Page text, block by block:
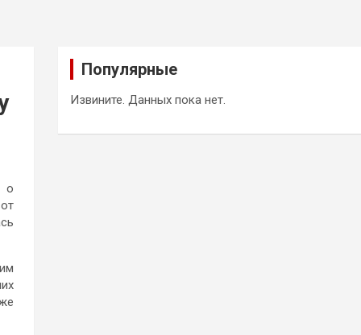
о
Популярные
Извините. Данных пока нет.